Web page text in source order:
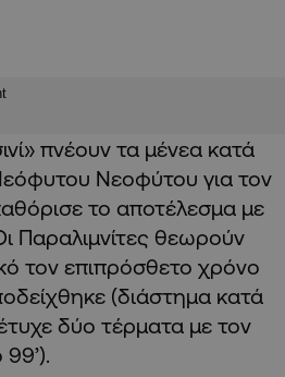
πνέουν τα μένεα κατά
Νεοφύτου για τον
το αποτέλεσμα με
Παραλιμνίτες θεωρούν
τον επιπρόσθετο χρόνο
(διάστημα κατά
δύο τέρματα με τον